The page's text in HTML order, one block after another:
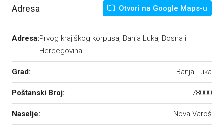
Adresa Otvori na Google Maps-u
Adresa:Prvog krajiškog korpusa, Banja Luka, Bosna i
Hercegovina
Grad: Banja Luka
Poštanski Broj: 78000
Naselje: Nova Varoš